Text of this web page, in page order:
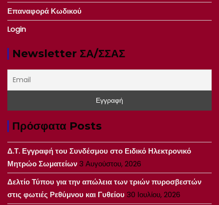
Επαναφορά Κωδικού
Login
Newsletter ΣΑ/ΣΣΑΣ
Πρόσφατα Posts
Δ.Τ. Εγγραφή του Συνδέσμου στο Ειδικό Ηλεκτρονικό
Μητρώο Σωματείων3 Αυγούστου, 2026
Δελτίο Τύπου για την απώλεια των τριών πυροσβεστών
στις φωτιές Ρεθύμνου και Γυθείου 30 Ιουλίου, 2026